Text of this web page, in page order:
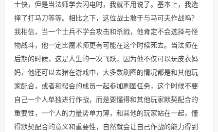
士快，但是当法师学会闪电时，我就不用说了。基本上，我选
择了打马刀等等。相比之下，这位战士敢于与马可夫作战吗？
我相信，当一个士兵不学会攻击和杀戮，他肯定不会选择与怪
物战斗，他一定比魔术师更有可能在这个时候死去。当法师在
后期的时候，这是人生的一次飞跃，因为他不仅可以玩皮衣妈
妈，他还可以去猪在游戏中，大多数刷图的情况都是和其他玩
家配合，或者和帮会的成员一起参加刷图任务，这个时候不要
自己一个人单独进行作战，而是要懂得和其他玩家默契配合的
重要性，一个人的力量势单力薄，和其他的玩家站在一起，懂
得默契配合的意义和重要性，自然就会让自己作战的能力得到